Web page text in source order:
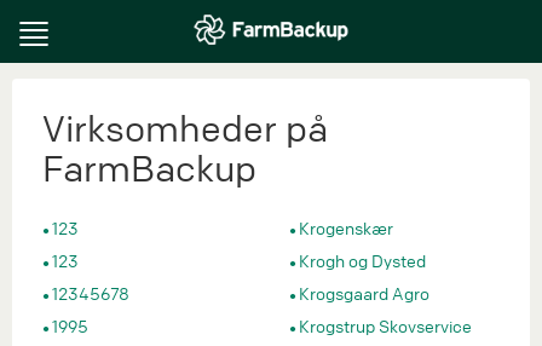
Toggle
Virksomheder på
FarmBackup
123
123
12345678
1995
Krogenskær
Krogh og Dysted
Krogsgaard Agro
Krogstrup Skovservice